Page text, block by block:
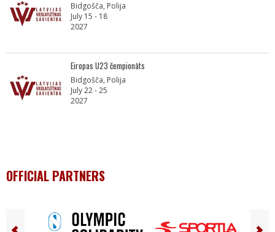
Bidgošča, Polija
July 15 - 18
2027
Eiropas U23 čempionāts
Bidgošča, Polija
July 22 - 25
2027
OFFICIAL PARTNERS